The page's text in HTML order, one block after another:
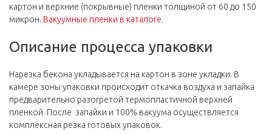
картон и верхние (покрывные) пленки толщиной от 60 до 150
микрон. Вакуумные пленки в каталоге.
Описание процесса упаковки
Нарезка бекона укладывается на картон в зоне укладки. В
камере зоны упаковки происходит откачка воздуха и запайка
предварительно разогретой термопластичной верхней
пленкой. После запайки и 100% вакуума осуществляется
комплексная резка готовых упаковок.